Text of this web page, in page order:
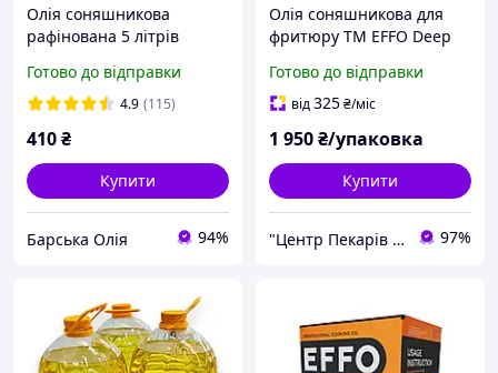
Олія соняшникова
рафінована 5 літрів
Готово до відправки
4.9 (115)
410₴
Купити
Барська Олія 94%
Олія соняшникова для
фритюру TM EFFO Deep
Готово до відправки
від325₴/міс
1 950₴/упаковка
Купити
"Центр Пекарів "АРІАНТА" ТзОВ 97%